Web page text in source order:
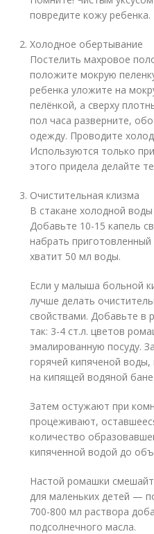
повредите кожу ребенка.
Холодное обертывание
Постелить махровое
положите мокрую
ребенка уложите на
пелёнкой, а сверху
пол часа разверните,
одежду. Проводите
Используются только
этого придела делайте
Очистительная клизма
В стакане холодной
Добавьте 10-15 капель
набрать
хватит 50 мл воды.
Если у малыша больной
лучше делать
свойствами. Добавьте в
так: 3-4 ст.л. цветов
эмалированную посуду.
горячей кипяченой
на кипящей водяной
Затем остужают при
процеживают,
количество
кипяченной водой до
Настой ромашки
для маленьких детей —
700-800 мл раствора
подсолнечного масла.